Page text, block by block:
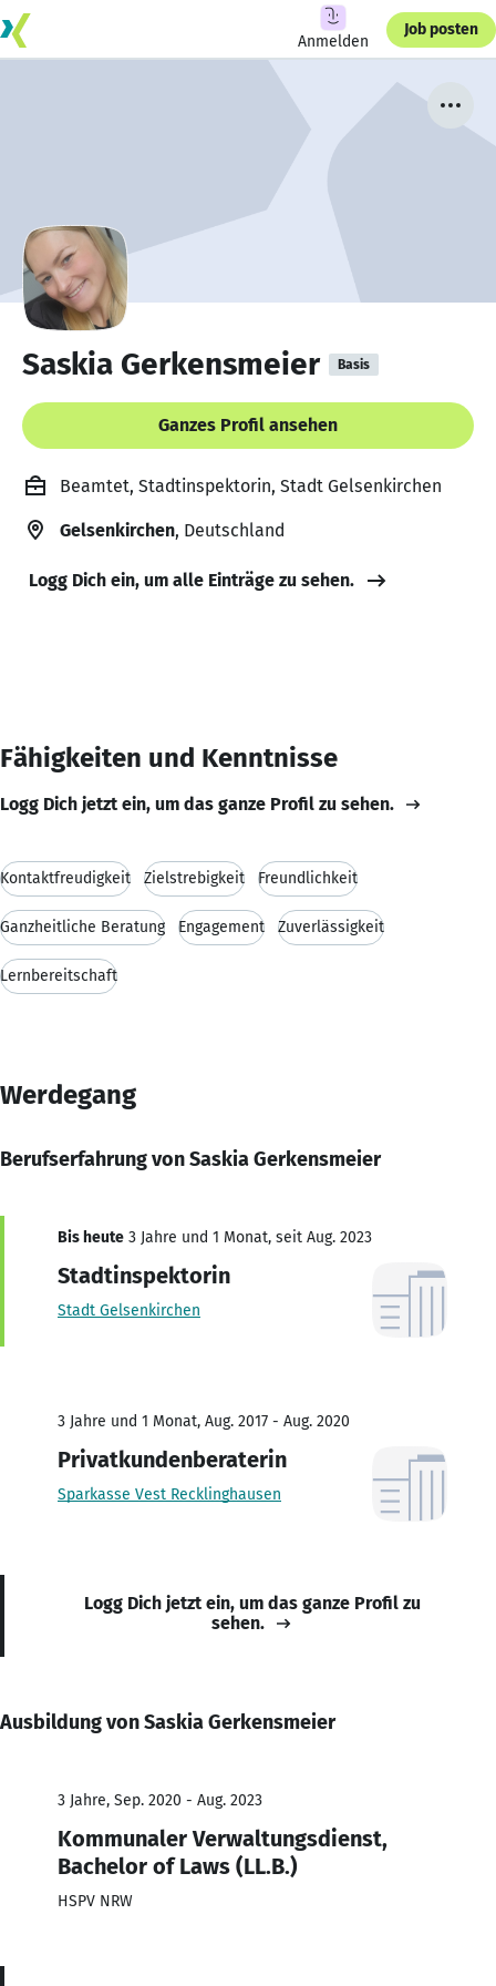
Anmelden
Job posten
Saskia Gerkensmeier Basis
Ganzes Profil ansehen
Beamtet, Stadtinspektorin, Stadt Gelsenkirchen
Gelsenkirchen, Deutschland
Logg Dich ein, um alle Einträge zu sehen.
Fähigkeiten und Kenntnisse
Logg Dich jetzt ein, um das ganze Profil zu sehen.
Kontaktfreudigkeit Zielstrebigkeit Freundlichkeit
Ganzheitliche Beratung Engagement Zuverlässigkeit
Lernbereitschaft
Werdegang
Berufserfahrung von Saskia Gerkensmeier
Bis heute 3 Jahre und 1 Monat, seit Aug. 2023
Stadtinspektorin
Stadt Gelsenkirchen
3 Jahre und 1 Monat, Aug. 2017 - Aug. 2020
Privatkundenberaterin
Sparkasse Vest Recklinghausen
Logg Dich jetzt ein, um das ganze Profil zu
sehen.
Ausbildung von Saskia Gerkensmeier
3 Jahre, Sep. 2020 - Aug. 2023
Kommunaler Verwaltungsdienst,
Bachelor of Laws (LL.B.)
HSPV NRW